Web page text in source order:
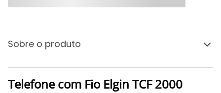
Sobre o produto
Telefone com Fio Elgin TCF 2000